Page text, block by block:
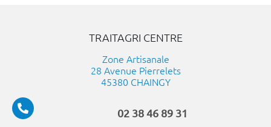
TRAITAGRI CENTRE
Zone Artisanale
28 Avenue Pierrelets
45380 CHAINGY
02 38 46 89 31